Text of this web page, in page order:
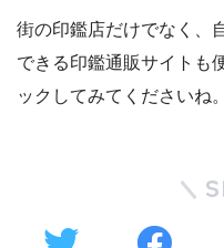
街の印鑑店だけでなく、
できる印鑑通販サイトも
ックしてみてくださいね。